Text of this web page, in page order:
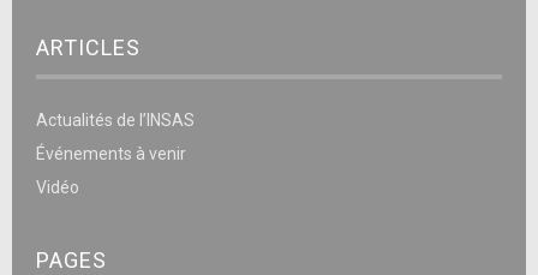
ARTICLES
Actualités de l’INSAS
Événements à venir
Vidéo
PAGES